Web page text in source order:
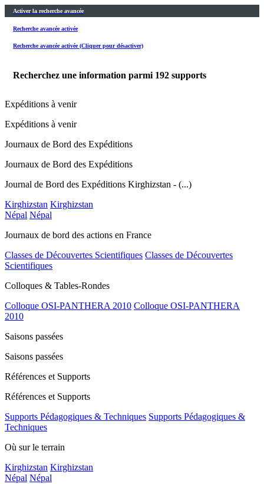
Activer la recherche avancée
Recherche avancée activée
Recherche avancée activée (Cliquer pour désactiver)
Recherchez une information parmi 192 supports
Expéditions à venir
Expéditions à venir
Journaux de Bord des Expéditions
Journaux de Bord des Expéditions
Journal de Bord des Expéditions Kirghizstan - (...)
Kirghizstan Kirghizstan
Népal Népal
Journaux de bord des actions en France
Classes de Découvertes Scientifiques Classes de Découvertes
Scientifiques
Colloques & Tables-Rondes
Colloque OSI-PANTHERA 2010 Colloque OSI-PANTHERA
2010
Saisons passées
Saisons passées
Références et Supports
Références et Supports
Supports Pédagogiques & Techniques Supports Pédagogiques &
Techniques
Où sur le terrain
Kirghizstan Kirghizstan
Népal Népal